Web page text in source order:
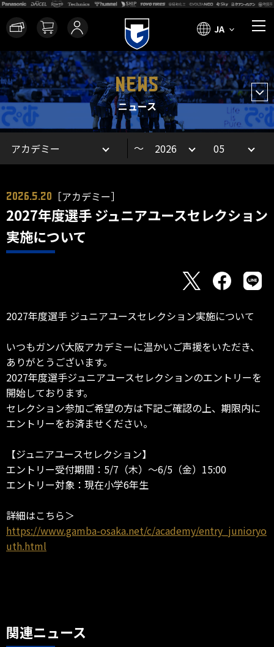
JA
NEWS
ニュース
～
2026.5.20 ［アカデミー］
2027年度選手 ジュニアユースセレクション
実施について
2027年度選手 ジュニアユースセレクション実施について
いつもガンバ大阪アカデミーに温かいご声援をいただき、
ありがとうございます。
2027年度選手ジュニアユースセレクションのエントリーを
開始しております。
セレクション参加ご希望の方は下記ご確認の上、期限内に
エントリーをお済ませください。
【ジュニアユースセレクション】
エントリー受付期間：5/7（木）～6/5（金）15:00
エントリー対象：現在小学6年生
詳細はこちら＞
https://www.gamba-osaka.net/c/academy/entry_junioryo
uth.html
関連ニュース